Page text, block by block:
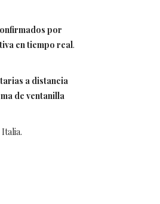
por
en tiempo real.
a distancia
de ventanilla